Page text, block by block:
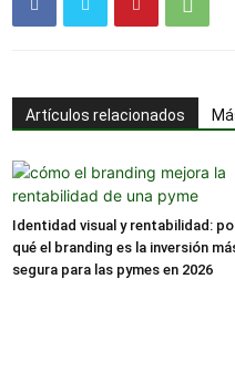
Artículos relacionados
Identidad visual y rentabilidad:
qué el branding es la inversión
segura para las pymes en 2026